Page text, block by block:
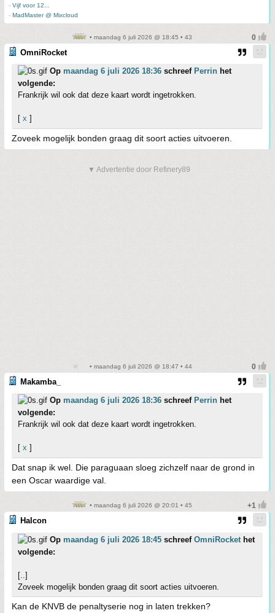
- Vijf voor 12...
- MadMaster @ Mixcloud
• maandag 6 juli 2026 @ 18:45 • 43
OmniRocket
Op maandag 6 juli 2026 18:36 schreef Perrin het
volgende:
Frankrijk wil ook dat deze kaart wordt ingetrokken.
[ x ]
Zoveek mogelijk bonden graag dit soort acties uitvoeren.
▼ Advertentie door Refinery89
• maandag 6 juli 2026 @ 18:47 • 44
Makamba_
Op maandag 6 juli 2026 18:36 schreef Perrin het
volgende:
Frankrijk wil ook dat deze kaart wordt ingetrokken.
[ x ]
Dat snap ik wel. Die paraguaan sloeg zichzelf naar de grond in
een Oscar waardige val.
• maandag 6 juli 2026 @ 20:01 • 45
Halcon
Op maandag 6 juli 2026 18:45 schreef OmniRockethet
volgende:
[..]
Zoveek mogelijk bonden graag dit soort acties uitvoeren.
Kan de KNVB de penaltyserie nog in laten trekken?